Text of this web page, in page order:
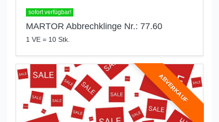
sofort verfügbar!
MARTOR Abbrechklinge Nr.: 77.60
1 VE = 10 Stk.
ABVERKAUF